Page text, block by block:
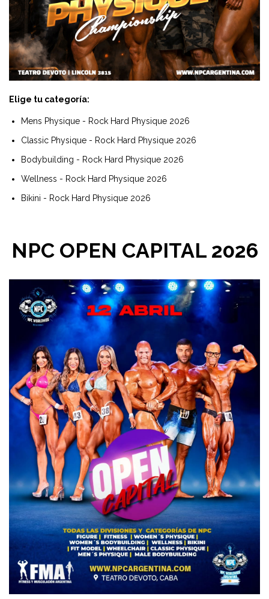
Elige tu categoría:
Mens Physique - Rock Hard Physique 2026
Classic Physique - Rock Hard Physique 2026
Bodybuilding - Rock Hard Physique 2026
Wellness - Rock Hard Physique 2026
Bikini - Rock Hard Physique 2026
NPC OPEN CAPITAL 2026